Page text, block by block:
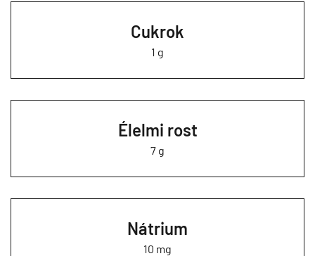
Cukrok
1 g
Élelmi rost
7 g
Nátrium
10 mg